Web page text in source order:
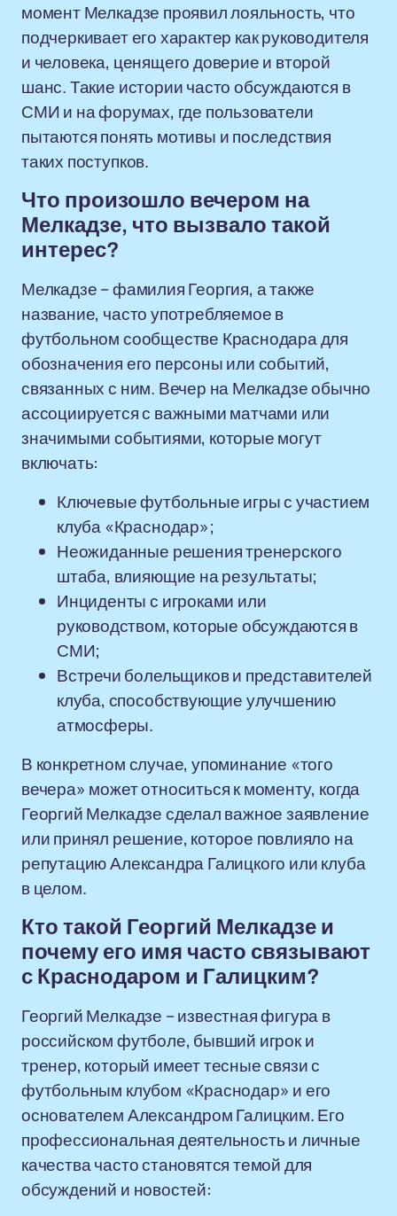
момент Мелкадзе проявил лояльность, что
подчеркивает его характер как руководителя
и человека, ценящего доверие и второй
шанс. Такие истории часто обсуждаются в
СМИ и на форумах, где пользователи
пытаются понять мотивы и последствия
таких поступков.
Что произошло вечером на
Мелкадзе, что вызвало такой
интерес?
Мелкадзе – фамилия Георгия, а также
название, часто употребляемое в
футбольном сообществе Краснодара для
обозначения его персоны или событий,
связанных с ним. Вечер на Мелкадзе обычно
ассоциируется с важными матчами или
значимыми событиями, которые могут
включать:
Ключевые футбольные игры с участием
клуба «Краснодар»;
Неожиданные решения тренерского
штаба, влияющие на результаты;
Инциденты с игроками или
руководством, которые обсуждаются в
СМИ;
Встречи болельщиков и представителей
клуба, способствующие улучшению
атмосферы.
В конкретном случае, упоминание «того
вечера» может относиться к моменту, когда
Георгий Мелкадзе сделал важное заявление
или принял решение, которое повлияло на
репутацию Александра Галицкого или клуба
в целом.
Кто такой Георгий Мелкадзе и
почему его имя часто связывают
с Краснодаром и Галицким?
Георгий Мелкадзе – известная фигура в
российском футболе, бывший игрок и
тренер, который имеет тесные связи с
футбольным клубом «Краснодар» и его
основателем Александром Галицким. Его
профессиональная деятельность и личные
качества часто становятся темой для
обсуждений и новостей: